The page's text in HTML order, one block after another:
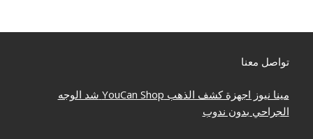
تواصل معنا
مينا نيوز اجهزة كشف الذهب YouCan Shop شد الوجه
الجراحي بدون ندوب